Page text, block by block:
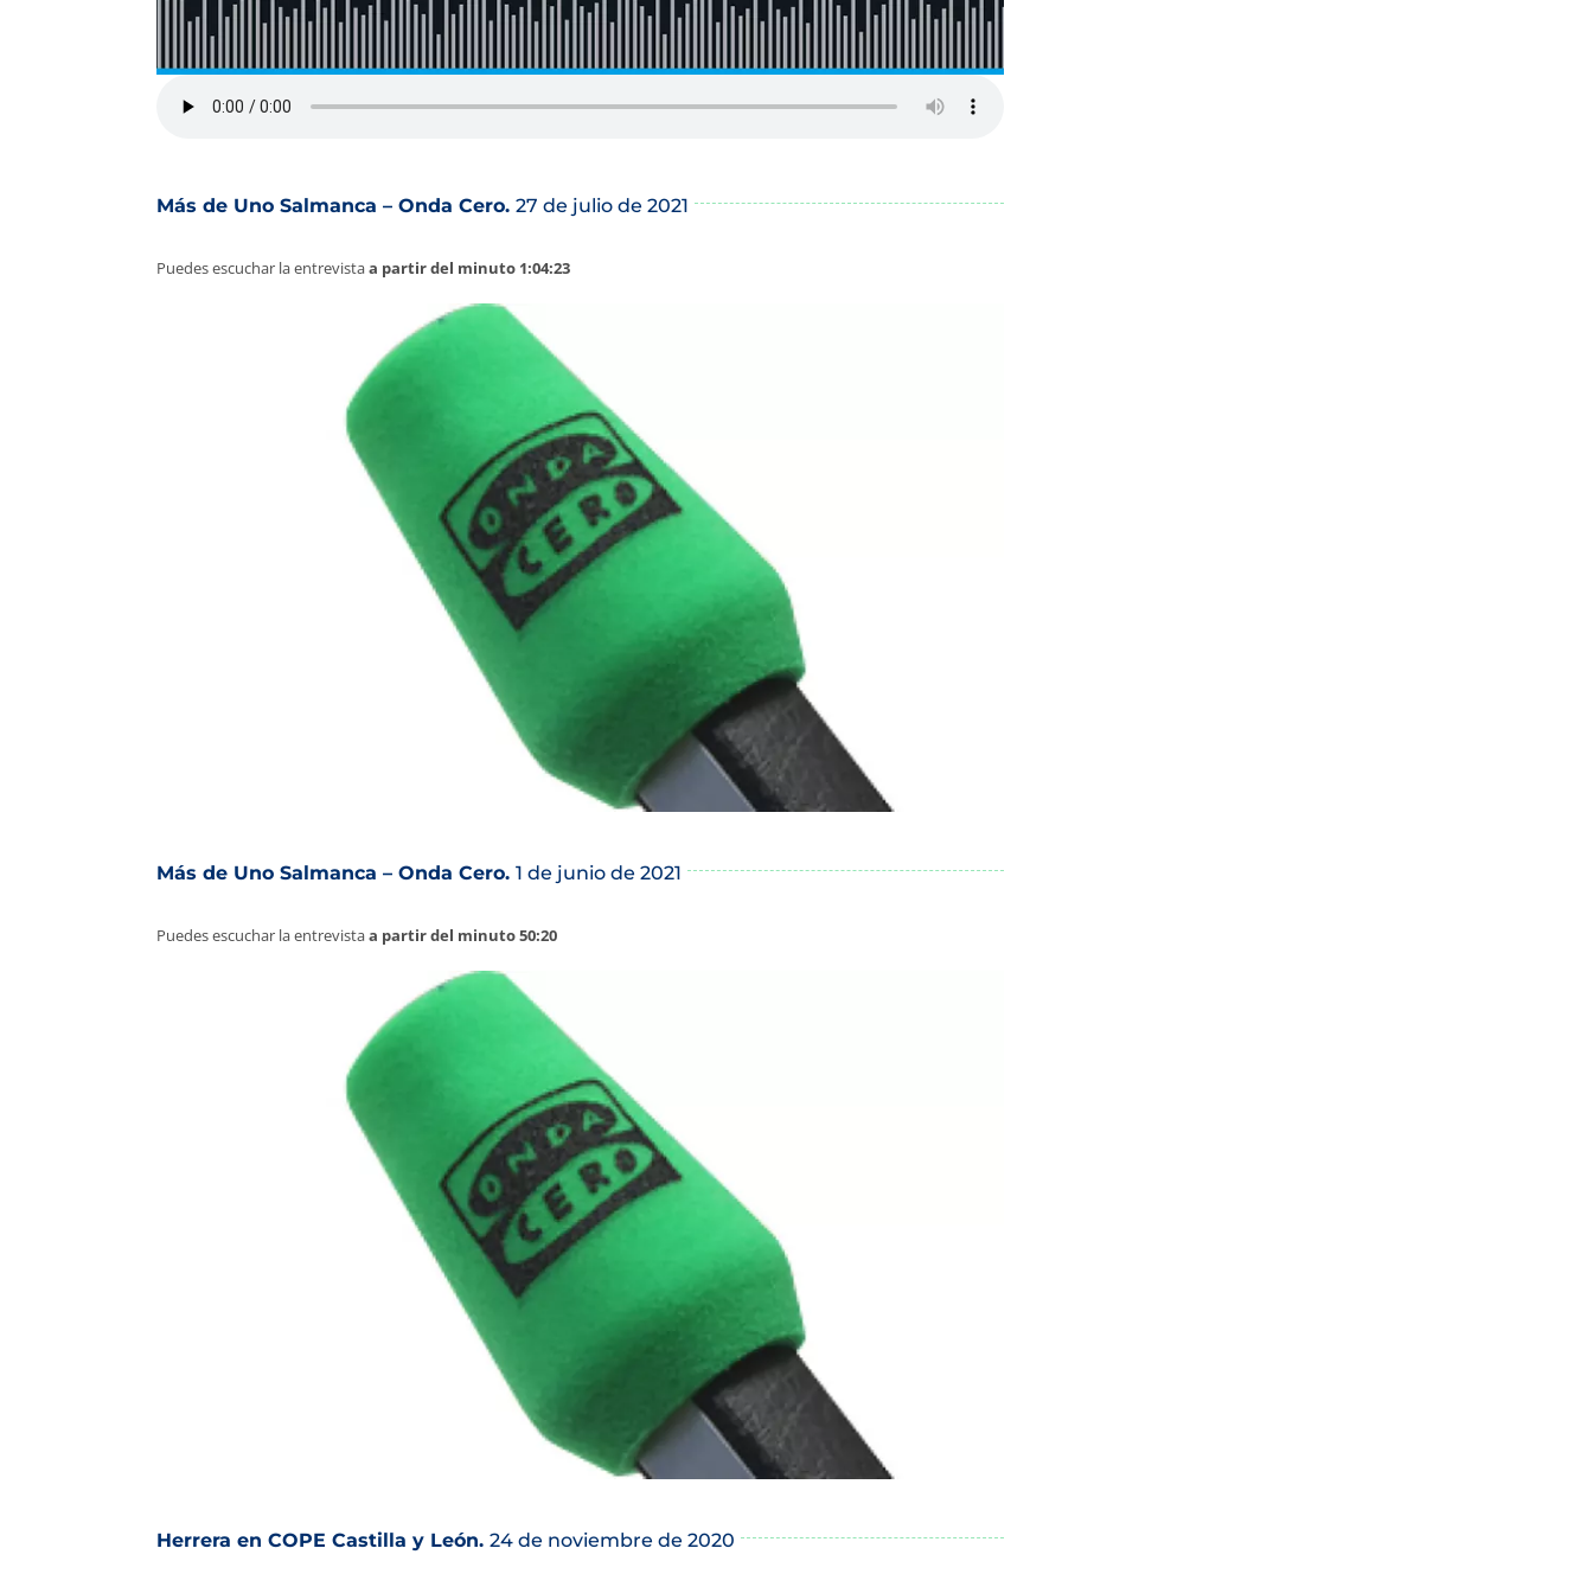
Más de Uno Salmanca – Onda Cero. 27 de julio de 2021
Puedes escuchar la entrevistaa partir del minuto 1:04:23
Más de Uno Salmanca – Onda Cero. 1 de junio de 2021
Puedes escuchar la entrevistaa partir del minuto 50:20
Herrera en COPE Castilla y León. 24 de noviembre de 2020